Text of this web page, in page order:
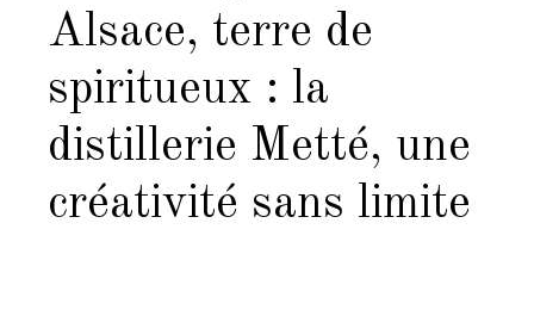
Alsace, terre de
spiritueux : la
distillerie Metté, une
créativité sans limite